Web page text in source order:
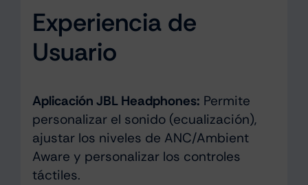
Experiencia de
Usuario
Aplicación JBL Headphones: Permite
personalizar el sonido (ecualización),
ajustar los niveles de ANC/Ambient
Aware y personalizar los controles
táctiles.